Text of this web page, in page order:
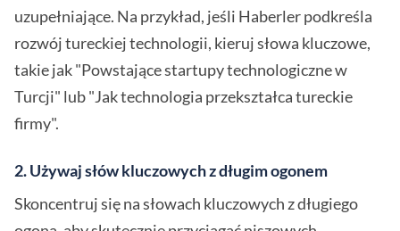
uzupełniające. Na przykład, jeśli Haberler podkreśla
rozwój tureckiej technologii, kieruj słowa kluczowe,
takie jak "Powstające startupy technologiczne w
Turcji" lub "Jak technologia przekształca tureckie
firmy".
2. Używaj słów kluczowych z długim ogonem
Skoncentruj się na słowach kluczowych z długiego